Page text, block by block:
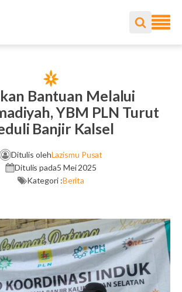
Bantuan Melalui
YBM PLN Turut
Banjir Kalsel
Ditulis olehLazismu Pusat
Ditulis pada5 Mei 2025
Kategori :Berita